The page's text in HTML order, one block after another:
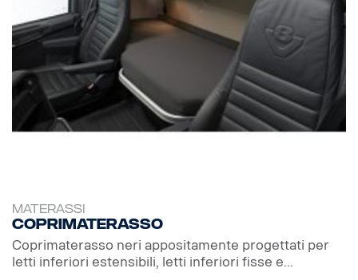
MATERASSI
Coprimaterasso
Coprimaterasso neri appositamente progettati per
letti inferiori estensibili, letti inferiori fisse e...